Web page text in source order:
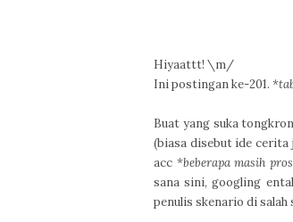
Hiyaattt! \m/
Ini postingan ke-201.
Buat yang suka
(biasa disebut ide cerita
acc *beberapa masih
sana sini, googling
penulis skenario di salah